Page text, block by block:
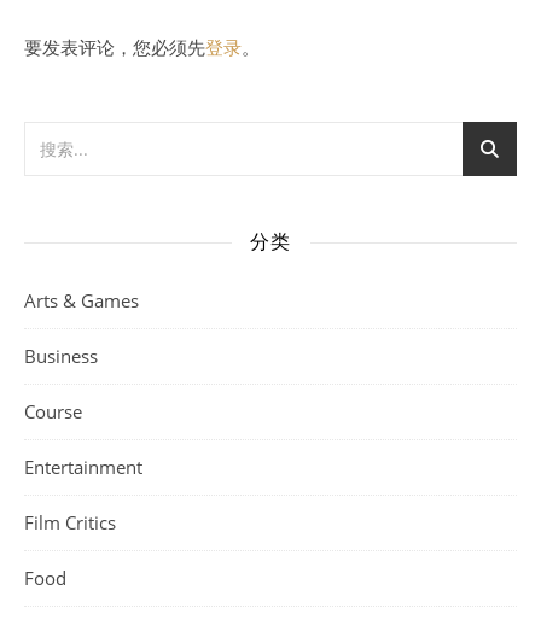
要发表评论，您必须先登录。
分类
Arts & Games
Business
Course
Entertainment
Film Critics
Food